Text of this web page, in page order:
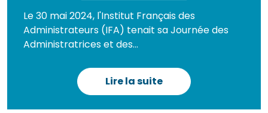
Le 30 mai 2024, l'Institut Français des
Administrateurs (IFA) tenait sa Journée des
Administratrices et des...
Lire la suite